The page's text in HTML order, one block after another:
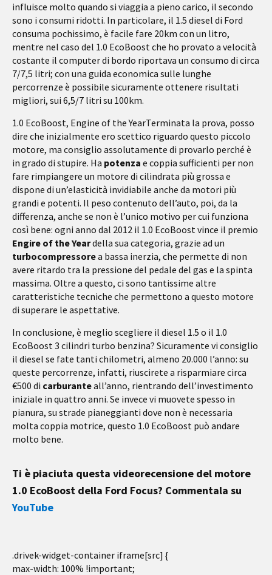
influisce molto quando si viaggia a pieno carico, il secondo
sono i consumi ridotti. In particolare, il 1.5 diesel di Ford
consuma pochissimo, è facile fare 20km con un litro,
mentre nel caso del 1.0 EcoBoost che ho provato a velocità
costante il computer di bordo riportava un consumo di circa
7/7,5 litri; con una guida economica sulle lunghe
percorrenze è possibile sicuramente ottenere risultati
migliori, sui 6,5/7 litri su 100km.
1.0 EcoBoost, Engine of the YearTerminata la prova, posso
dire che inizialmente ero scettico riguardo questo piccolo
motore, ma consiglio assolutamente di provarlo perché è
in grado di stupire. Ha potenza e coppia sufficienti per non
fare rimpiangere un motore di cilindrata più grossa e
dispone di un’elasticità invidiabile anche da motori più
grandi e potenti. Il peso contenuto dell’auto, poi, da la
differenza, anche se non è l’unico motivo per cui funziona
così bene: ogni anno dal 2012 il 1.0 EcoBoost vince il premio
Engire of the Yeardella sua categoria, grazie ad un
turbocompressorea bassa inerzia, che permette di non
avere ritardo tra la pressione del pedale del gas e la spinta
massima. Oltre a questo, ci sono tantissime altre
caratteristiche tecniche che permettono a questo motore
di superare le aspettative.
In conclusione, è meglio scegliere il diesel 1.5 o il 1.0
EcoBoost 3 cilindri turbo benzina? Sicuramente vi consiglio
il diesel se fate tanti chilometri, almeno 20.000 l’anno: su
queste percorrenze, infatti, riuscirete a risparmiare circa
€500 di carburanteall’anno, rientrando dell’investimento
iniziale in quattro anni. Se invece vi muovete spesso in
pianura, su strade pianeggianti dove non è necessaria
molta coppia motrice, questo 1.0 EcoBoost può andare
molto bene.
Ti è piaciuta questa videorecensione del motore
1.0 EcoBoost della Ford Focus? Commentala su
YouTube
.drivek-widget-container iframe[src] {
max-width: 100% !important;